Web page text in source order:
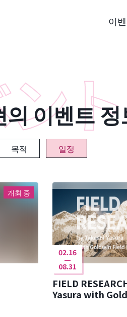
이
이벤트 정
목적 일정
개최 중
02.16
08.31
FIELD